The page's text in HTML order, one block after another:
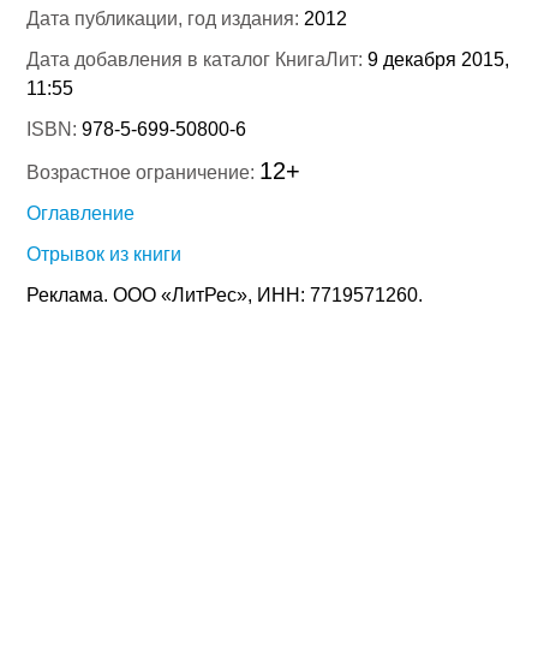
Дата публикации, год издания: 2012
Дата добавления в каталог КнигаЛит:9 декабря 2015,
11:55
ISBN:978-5-699-50800-6
Возрастное ограничение: 12+
Оглавление
Отрывок из книги
Реклама. ООО «ЛитРес», ИНН: 7719571260.